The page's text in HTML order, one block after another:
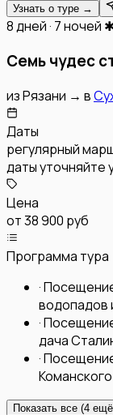
Узнать о туре →
8 дней · 7 ночей
Семь чудес
изРязани → в
Даты
регулярный
даты уточняйте
Цена
от38 900 руб
Программа тура
·
водопадов
·
дача
·
Показать все (4